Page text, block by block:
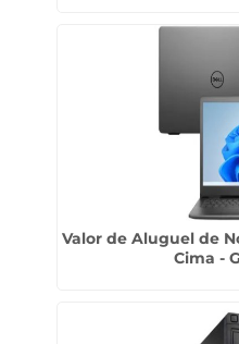
Valor de Aluguel de
Cima -